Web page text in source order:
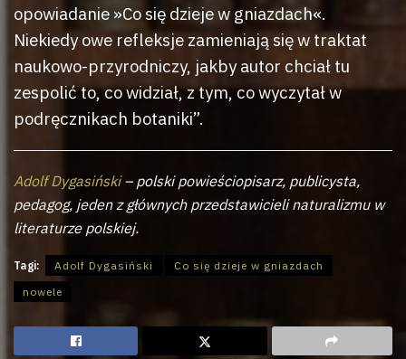
opowiadanie »Co się dzieje w gniazdach«.
Niekiedy owe refleksje zamieniają się w traktat
naukowo-przyrodniczy, jakby autor chciał tu
zespolić to, co widział, z tym, co wyczytał w
podręcznikach botaniki”.
Adolf Dygasiński– polski powieściopisarz, publicysta,
pedagog, jeden z głównych przedstawicieli naturalizmu w
literaturze polskiej.
Tagi: Adolf Dygasiński
Co się dzieje w gniazdach
nowele